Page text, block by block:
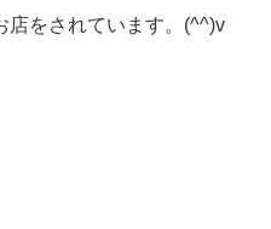
店をされています。(^^)v